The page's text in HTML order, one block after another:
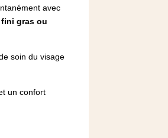
avec
gras ou
soin du visage
un confort